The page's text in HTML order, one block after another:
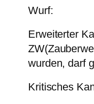
Wurf:
Erweiterter
wurden, darf
Kritisches